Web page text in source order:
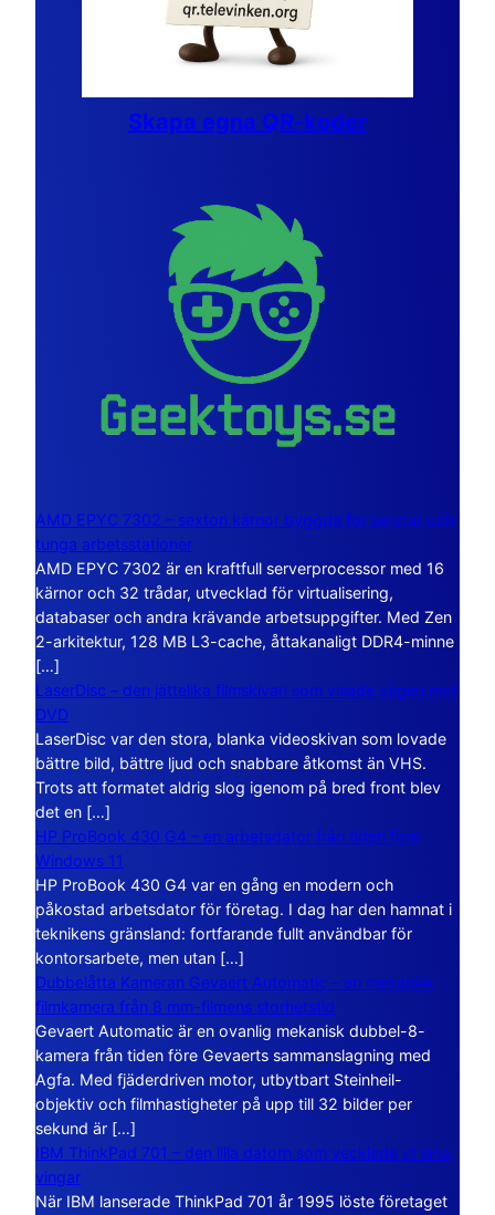
Skapa egna QR-koder
AMD EPYC 7302 – sexton kärnor byggda för servrar och
tunga arbetsstationer
AMD EPYC 7302 är en kraftfull serverprocessor med 16
kärnor och 32 trådar, utvecklad för virtualisering,
databaser och andra krävande arbetsuppgifter. Med Zen
2-arkitektur, 128 MB L3-cache, åttakanaligt DDR4-minne
[…]
LaserDisc – den jättelika filmskivan som visade vägen mot
DVD
LaserDisc var den stora, blanka videoskivan som lovade
bättre bild, bättre ljud och snabbare åtkomst än VHS.
Trots att formatet aldrig slog igenom på bred front blev
det en […]
HP ProBook 430 G4 – en arbetsdator från tiden före
Windows 11
HP ProBook 430 G4 var en gång en modern och
påkostad arbetsdator för företag. I dag har den hamnat i
teknikens gränsland: fortfarande fullt användbar för
kontorsarbete, men utan […]
Dubbelåtta Kameran Gevaert Automatic – en mekanisk
filmkamera från 8 mm-filmens storhetstid
Gevaert Automatic är en ovanlig mekanisk dubbel-8-
kamera från tiden före Gevaerts sammanslagning med
Agfa. Med fjäderdriven motor, utbytbart Steinheil-
objektiv och filmhastigheter på upp till 32 bilder per
sekund är […]
IBM ThinkPad 701 – den lilla datorn som vecklade ut sina
vingar
När IBM lanserade ThinkPad 701 år 1995 löste företaget